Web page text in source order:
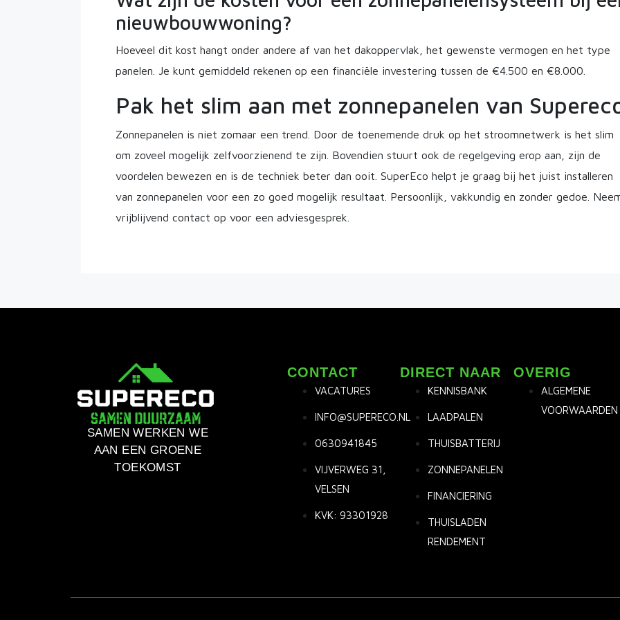
nieuwbouwwoning?
Hoeveel dit kost hangt onder andere af van het dakoppervlak, het gewenste vermogen en het type
panelen. Je kunt gemiddeld rekenen op een financiële investering tussen de €4.500 en €8.000.
Pak het slim aan met zonnepanelen van
Zonnepanelen is niet zomaar een trend. Door de toenemende druk op het stroomnetwerk is het slim
om zoveel mogelijk zelfvoorzienend te zijn. Bovendien stuurt ook de regelgeving erop aan, zijn de
voordelen bewezen en is de techniek beter dan ooit. SuperEco helpt je graag bij het juist installeren
van zonnepanelen voor een zo goed mogelijk resultaat. Persoonlijk, vakkundig en zonder gedoe.
vrijblijvend contact op voor een adviesgesprek.
SAMEN WERKEN WE
AAN EEN GROENE
TOEKOMST
CONTACT
VACATURES
INFO@SUPERECO.NL
0630941845
VIJVERWEG 31,
VELSEN
KVK: 93301928
DIRECT NAAR
KENNISBANK
LAADPALEN
THUISBATTERIJ
ZONNEPANELEN
FINANCIERING
THUISLADEN
RENDEMENT
OVERIG
ALGEMENE
VOORWAARDEN